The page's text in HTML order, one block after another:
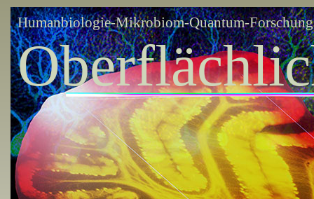
Humanbiologie-Mikrobiom-Quantum-